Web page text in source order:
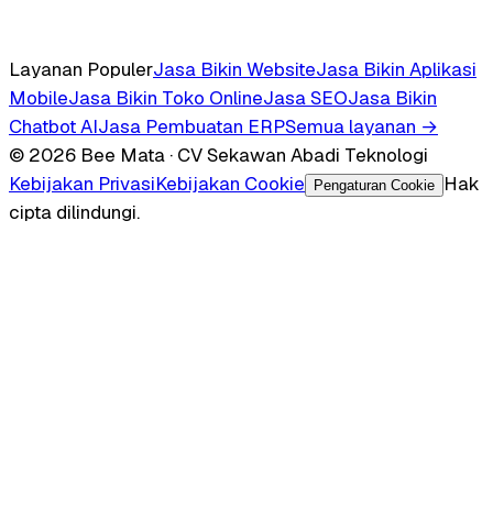
Layanan PopulerJasa Bikin WebsiteJasa Bikin Aplikasi
MobileJasa Bikin Toko OnlineJasa SEOJasa Bikin
Chatbot AIJasa Pembuatan ERPSemua layanan →
© 2026 Bee Mata · CV Sekawan Abadi Teknologi
Kebijakan PrivasiKebijakan Cookie Pengaturan Cookie
Hak
cipta dilindungi.